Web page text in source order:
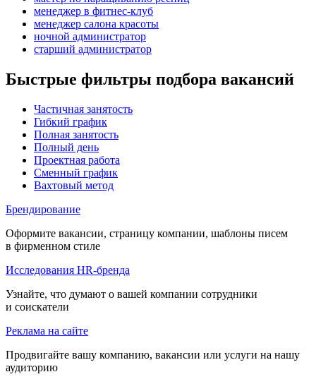
менеджер в фитнес-клуб
менеджер салона красоты
ночной администратор
старший администратор
Быстрые фильтры подбора вакансий
Частичная занятость
Гибкий график
Полная занятость
Полный день
Проектная работа
Сменный график
Вахтовый метод
Брендирование
Оформите вакансии, страницу компании, шаблоны писем
в фирменном стиле
Исследования HR-бренда
Узнайте, что думают о вашей компании сотрудники
и соискатели
Реклама на сайте
Продвигайте вашу компанию, вакансии или услуги на нашу
аудиторию